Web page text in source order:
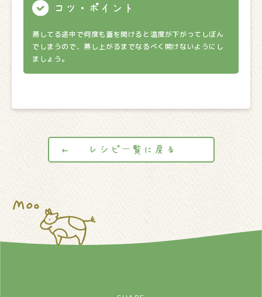
コツ・ポイント
蒸してる途中で何度も蓋を開けると温度が下がってしぼん
でしまうので、蒸し上がるまでなるべく開けないようにし
ましょう。
レシピ一覧に戻る